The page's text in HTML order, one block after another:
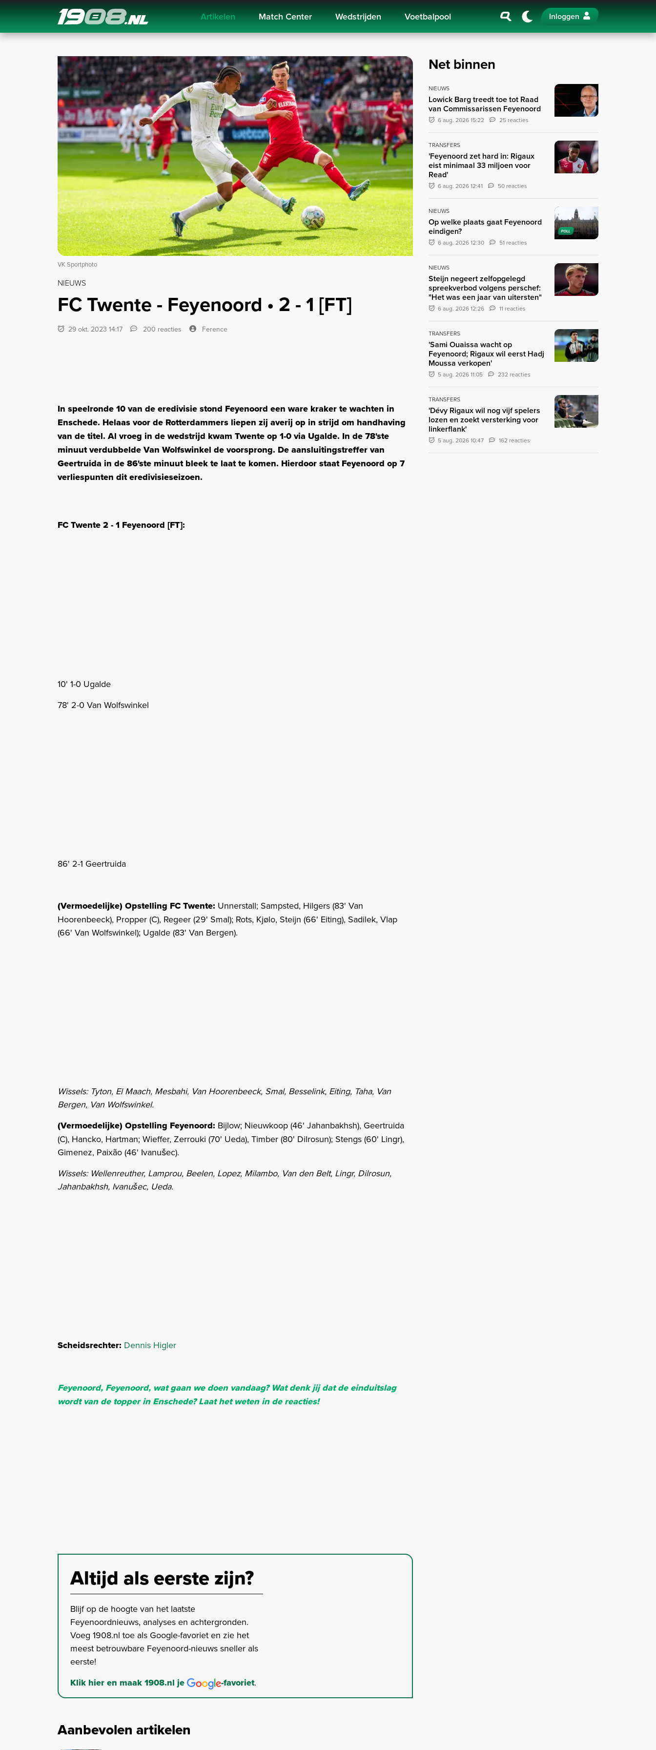
Navigation Artikelen Match Center Wedstrijden Voetbalpool Inloggen
VK Sportphoto
NIEUWS
FC Twente - Feyenoord • 2 - 1 [FT]
29 okt. 2023 14:17 200 reacties Ference
In speelronde 10 van de eredivisie stond Feyenoord een ware kraker te wachten in
Enschede. Helaas voor de Rotterdammers liepen zij averij op in strijd om handhaving
van de titel. Al vroeg in de wedstrijd kwam Twente op 1-0 via Ugalde. In de 78'ste
minuut verdubbelde Van Wolfswinkel de voorsprong. Deaansluitingstreffer van
Geertruida in de 86'ste minuut bleek te laat te komen. Hierdoor staat Feyenoord op 7
verliespunten dit eredivisieseizoen.
FC Twente 2 - 1 Feyenoord [FT]:
10' 1-0 Ugalde
78' 2-0 Van Wolfswinkel
86' 2-1 Geertruida
(Vermoedelijke) Opstelling FC Twente: Unnerstall; Sampsted, Hilgers (83' Van
Hoorenbeeck), Propper (C), Regeer (29' Smal); Rots, Kjølo, Steijn (66' Eiting), Sadilek, Vlap
(66' Van Wolfswinkel); Ugalde (83' Van Bergen).
Wissels: Tyton, El Maach, Mesbahi, Van Hoorenbeeck, Smal, Besselink, Eiting, Taha, Van
Bergen, Van Wolfswinkel.
(Vermoedelijke) Opstelling Feyenoord: Bijlow; Nieuwkoop (46' Jahanbakhsh), Geertruida
(C), Hancko, Hartman; Wieffer, Zerrouki (70' Ueda), Timber (80' Dilrosun); Stengs (60' Lingr),
Gimenez, Paixão (46' Ivanušec).
Wissels: Wellenreuther, Lamprou, Beelen, Lopez, Milambo, Van den Belt, Lingr, Dilrosun,
Jahanbakhsh, Ivanušec, Ueda.
Scheidsrechter: Dennis Higler
Feyenoord, Feyenoord, wat gaan we doen vandaag? Wat denk jij dat de einduitslag
wordt van de topper in Enschede? Laat het weten in de reacties!
Altijd als eerste zijn?
Blijf op de hoogte van het laatste
Feyenoordnieuws, analyses en achtergronden.
Voeg 1908.nl toe als Google-favoriet en zie het
meest betrouwbare Feyenoord-nieuws sneller als
eerste!
Klik hier en maak 1908.nl je -favoriet.
Aanbevolen artikelen
Net binnen
NIEUWS
Lowick Barg treedt toe tot Raad
van Commissarissen Feyenoord
6 aug. 2026 15:22 25 reacties
TRANSFERS
'Feyenoord zet hard in: Rigaux
eist minimaal 33 miljoen voor
Read'
6 aug. 2026 12:41 50 reacties
POLL
NIEUWS
Op welke plaats gaat Feyenoord
eindigen?
6 aug. 2026 12:30 51 reacties
NIEUWS
Steijn negeert zelfopgelegd
spreekverbod volgens perschef:
"Het was een jaar van uitersten"
6 aug. 2026 12:26 11 reacties
TRANSFERS
'Sami Ouaissa wacht op
Feyenoord; Rigaux wil eerst Hadj
Moussa verkopen'
5 aug. 2026 11:05 232 reacties
TRANSFERS
'Dévy Rigaux wil nog vijf spelers
lozen en zoekt versterking voor
linkerflank'
5 aug. 2026 10:47 162 reacties